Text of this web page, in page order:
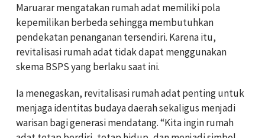
Maruarar mengatakan rumah adat memiliki pola
kepemilikan berbeda sehingga membutuhkan
pendekatan penanganan tersendiri. Karena itu,
revitalisasi rumah adat tidak dapat menggunakan
skema BSPS yang berlaku saat ini.
Ia menegaskan, revitalisasi rumah adat penting untuk
menjaga identitas budaya daerah sekaligus menjadi
warisan bagi generasi mendatang. “Kita ingin rumah